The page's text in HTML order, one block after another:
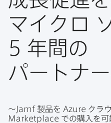
動
マイクロ
5 年間の​
パートナ
～ Jamf 製品を Azure クラ
Marketplace での​購入を​